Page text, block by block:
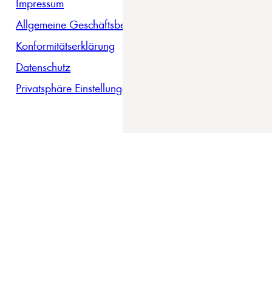
Allgemeine Geschäftsbedingungen
Konformitätserklärung
Datenschutz
Privatsphäre Einstellungen